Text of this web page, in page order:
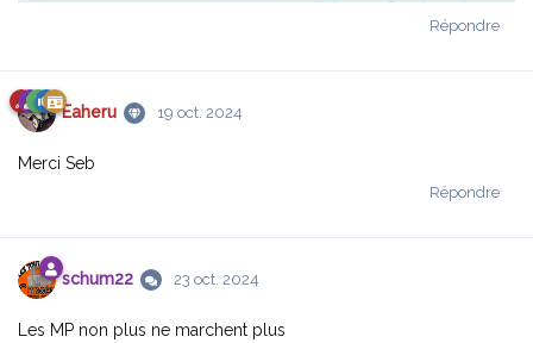
Répondre
Eaheru 19 oct. 2024
Merci Seb
Répondre
schum22 23 oct. 2024
Les MP non plus ne marchent plus